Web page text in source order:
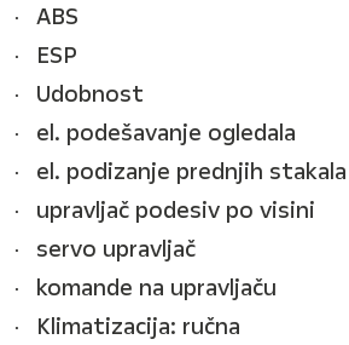
ABS
ESP
Udobnost
el. podešavanje ogledala
el. podizanje prednjih stakala
upravljač podesiv po visini
servo upravljač
komande na upravljaču
Klimatizacija: ručna